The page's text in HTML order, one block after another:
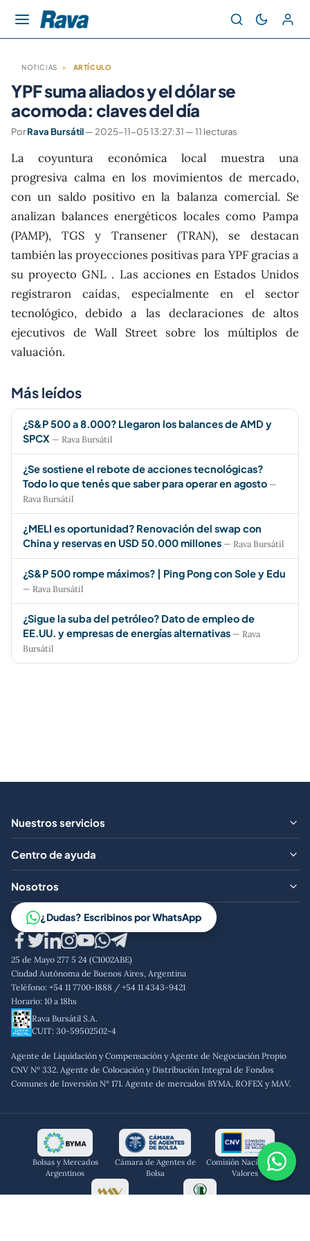
NOTICIAS ▸ ARTÍCULO
YPF suma aliados y el dólar se
acomoda: claves del día
PorRava Bursátil— 2025-11-05 13:27:31 — 11 lecturas
La coyuntura económica local muestra una
progresiva calma en los movimientos de mercado,
con un saldo positivo en la balanza comercial. Se
analizan balances energéticos locales como Pampa
(PAMP), TGS y Transener (TRAN), se destacan
también las proyecciones positivas para YPF gracias a
su proyecto GNL . Las acciones en Estados Unidos
registraron caídas, especialmente en el sector
tecnológico, debido a las declaraciones de altos
ejecutivos de Wall Street sobre los múltiplos de
valuación.
Más leídos
¿S&P 500 a 8.000? Llegaron los balances de AMD y
SPCX — Rava Bursátil
¿Se sostiene el rebote de acciones tecnológicas?
Todo lo que tenés que saber para operar en agosto —
Rava Bursátil
¿MELI es oportunidad? Renovación del swap con
China y reservas en USD 50.000 millones — Rava Bursátil
¿S&P 500 rompe máximos? | Ping Pong con Sole y Edu
— Rava Bursátil
¿Sigue la suba del petróleo? Dato de empleo de
EE.UU. y empresas de energías alternativas — Rava
Bursátil
Nuestros servicios
¿Qué ofrecemos?
Aranceles
Centro de ayuda
Preguntas frecuentes
Contacto
Nosotros
Trabajá con nosotros
Aviso legal
Código de conducta
Política de privacidad
¿Dudas? Escribinos por WhatsApp
25 de Mayo 277 5 24 (C1002ABE)
Ciudad Autónoma de Buenos Aires, Argentina
Teléfono: +54 11 7700-1888 / +54 11 4343-9421
Horario: 10 a 18hs
Rava Bursátil S.A.
CUIT: 30-59502502-4
Agente de Liquidación y Compensación y Agente de Negociación Propio
CNV Nº 332. Agente de Colocación y Distribución Integral de Fondos
Comunes de Inversión Nº 171. Agente de mercados BYMA, ROFEX y MAV.
Bolsas y Mercados
Argentinos
Cámara de Agentes de
Bolsa
Comisión Nacional De
Valores